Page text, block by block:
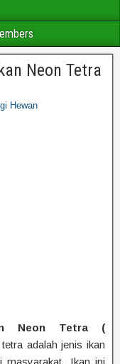
Neon Tetra
Hewan
Neon Tetra (
adalah jenis ikan
masyarakat. Ikan ini